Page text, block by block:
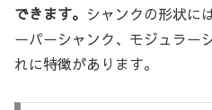
できます。 シャンクの形状に
ーパーシャンク、モジュラー
れに特徴があります。